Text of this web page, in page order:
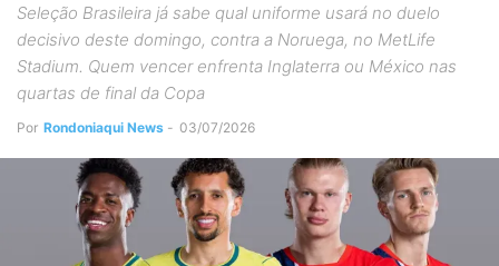
Seleção Brasileira já sabe qual uniforme usará no duelo
decisivo deste domingo, contra a Noruega, no MetLife
Stadium. Quem vencer enfrenta Inglaterra ou México nas
quartas de final da Copa
Por Rondoniaqui News - 03/07/2026